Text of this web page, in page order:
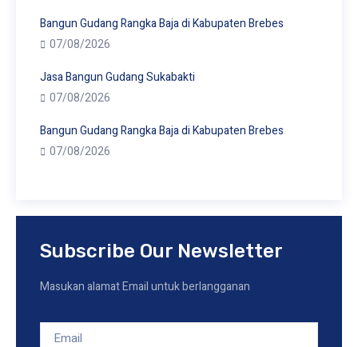
Bangun Gudang Rangka Baja di Kabupaten Brebes
07/08/2026
Jasa Bangun Gudang Sukabakti
07/08/2026
Bangun Gudang Rangka Baja di Kabupaten Brebes
07/08/2026
Subscribe Our Newsletter
Masukan alamat Email untuk berlangganan